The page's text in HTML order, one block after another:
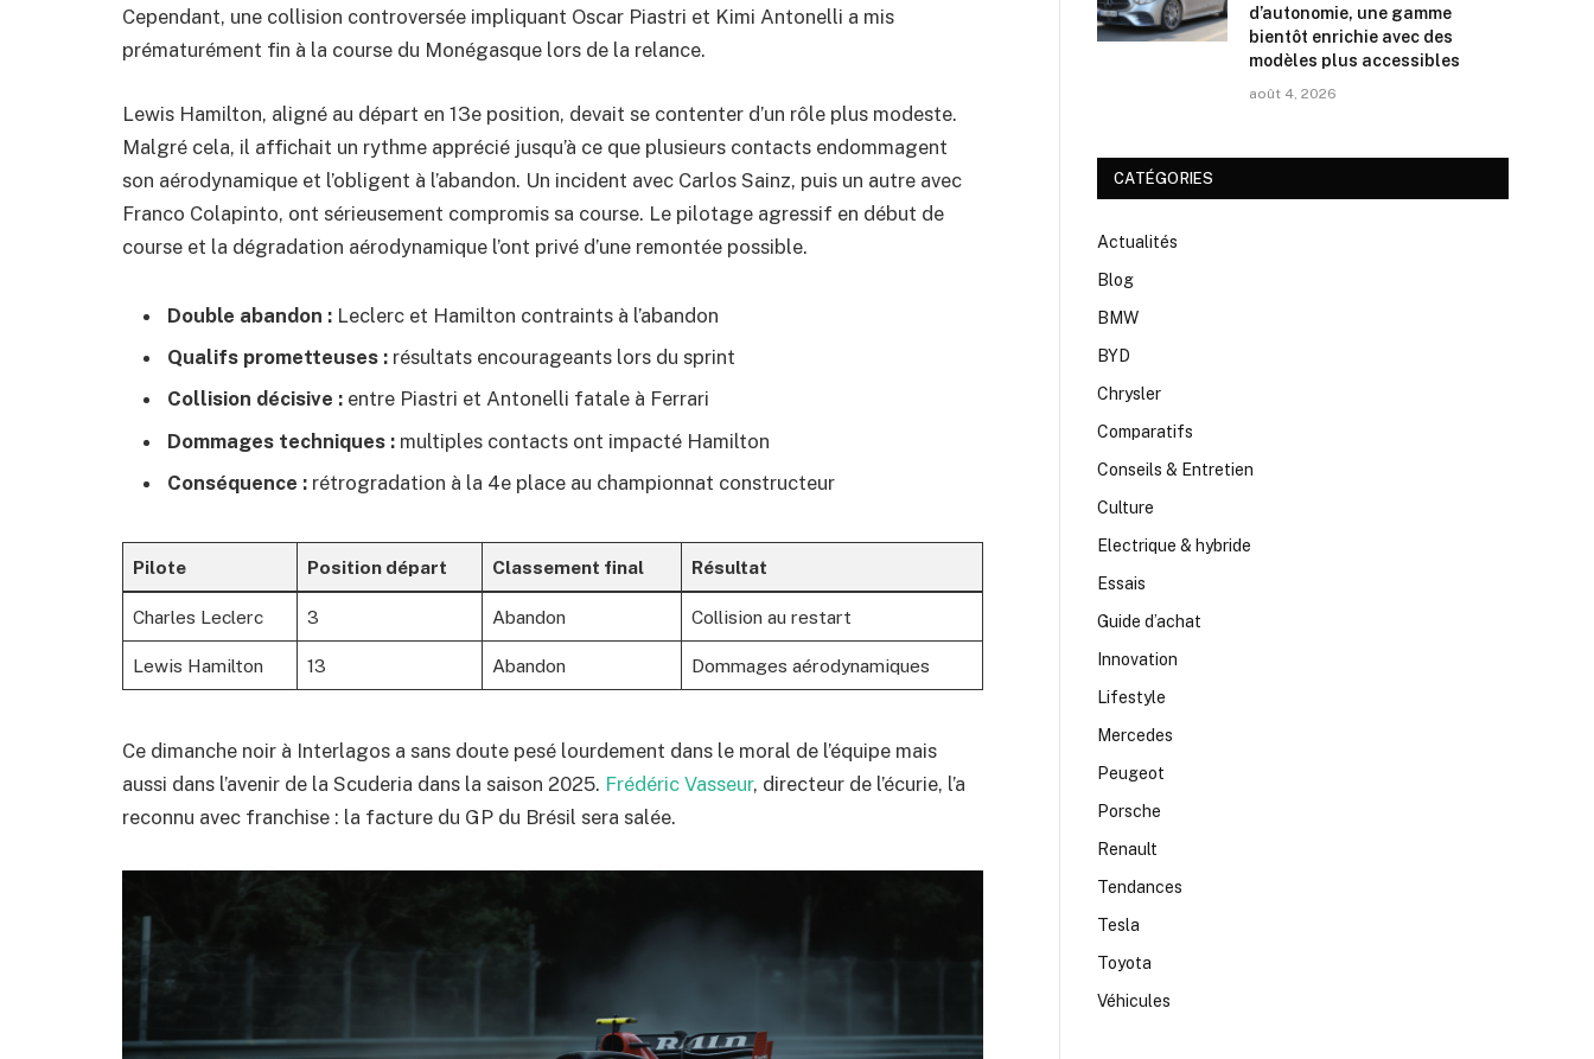
Cependant, une collision controversée impliquant Oscar Piastri et Kimi Antonelli a mis
prématurément fin à la course du Monégasque lors de la relance.
Lewis Hamilton, aligné au départ en 13e position, devait se contenter d’un rôle plus modeste.
Malgré cela, il affichait un rythme apprécié jusqu’à ce que plusieurs contacts endommagent
son aérodynamique et l’obligent à l’abandon. Un incident avec Carlos Sainz, puis un autre avec
Franco Colapinto, ont sérieusement compromis sa course. Le pilotage agressif en début de
course et la dégradation aérodynamique l’ont privé d’une remontée possible.
Double abandon : Leclerc et Hamilton contraints à l’abandon
Qualifs prometteuses : résultats encourageants lors du sprint
Collision décisive : entre Piastri et Antonelli fatale à Ferrari
Dommages techniques : multiples contacts ont impacté Hamilton
Conséquence : rétrogradation à la 4e place au championnat constructeur
Pilote Position départ Classement final Résultat
Charles Leclerc 3 Abandon Collision au restart
Lewis Hamilton 13 Abandon Dommages aérodynamiques
Ce dimanche noir à Interlagos a sans doute pesé lourdement dans le moral de l’équipe mais
aussi dans l’avenir de la Scuderia dans la saison 2025. Frédéric Vasseur, directeur de l’écurie, l’a
reconnu avec franchise : la facture du GP du Brésil sera salée.
d’autonomie, une gamme
bientôt enrichie avec des
modèles plus accessibles
août 4, 2026
CATÉGORIES
Actualités
Blog
BMW
BYD
Chrysler
Comparatifs
Conseils & Entretien
Culture
Electrique & hybride
Essais
Guide d’achat
Innovation
Lifestyle
Mercedes
Peugeot
Porsche
Renault
Tendances
Tesla
Toyota
Véhicules